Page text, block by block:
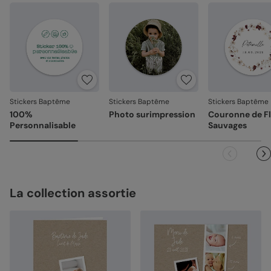
Votre satisfaction, notre priorité
Si vous constatez le moindre souci lié à l’impression, à la
découpe ou à l’acheminement, contactez-nous dans les
30 jours. Nous nous occupons de tout et relançons une
impression si nécessaire.
En revanche, si le point concerne la personnalisation que
vous avez validée (texte, photo, mise en page), le produit
ne pourra pas être repris.
Stickers Baptême
100%
Personnalisable
Stickers Baptême
Photo surimpression
Stickers Baptême
Couronne de
Sauvages
La collection assortie